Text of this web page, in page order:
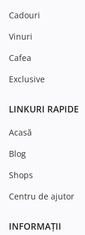
Cadouri
Vinuri
Cafea
Exclusive
LINKURI RAPIDE
Acasă
Blog
Shops
Centru de ajutor
INFORMAȚII